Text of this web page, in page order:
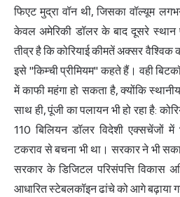
फिएट मुद्रा वॉन थी, जिसका वॉल्यूम
केवल अमेरिकी डॉलर के बाद दूसरे स्थान
तीव्र है कि कोरियाई कीमतें अक्सर वैश्विक
इसे "किम्ची प्रीमियम" कहते हैं। वही
में काफी महंगा हो सकता है, क्योंकि
साथ ही, पूंजी का पलायन भी हो रहा है:
110 बिलियन डॉलर विदेशी एक्सचेंजों
टकराव से बचना भी था। सरकार ने भी
सरकार के डिजिटल परिसंपत्ति विकास
आधारित स्टेबलकॉइन ढांचे को आगे बढ़ाया